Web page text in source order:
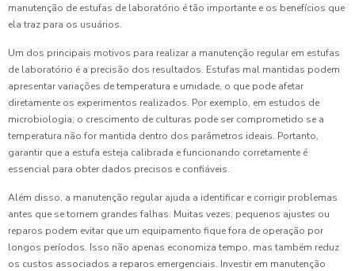
manutenção de estufas de laboratório é tão importante e os benefícios que
ela traz para os usuários.
Um dos principais motivos para realizar a manutenção regular em estufas
de laboratório é a precisão dos resultados. Estufas mal mantidas podem
apresentar variações de temperatura e umidade, o que pode afetar
diretamente os experimentos realizados. Por exemplo, em estudos de
microbiologia, o crescimento de culturas pode ser comprometido se a
temperatura não for mantida dentro dos parâmetros ideais. Portanto,
garantir que a estufa esteja calibrada e funcionando corretamente é
essencial para obter dados precisos e confiáveis.
Além disso, a manutenção regular ajuda a identificar e corrigir problemas
antes que se tornem grandes falhas. Muitas vezes, pequenos ajustes ou
reparos podem evitar que um equipamento fique fora de operação por
longos períodos. Isso não apenas economiza tempo, mas também reduz
os custos associados a reparos emergenciais. Investir em manutenção